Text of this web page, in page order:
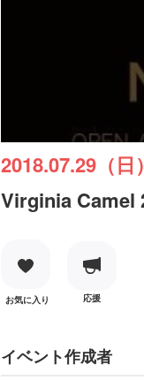
2018.07.29（日）
Virginia Camel
お気に入り 応援
イベント作成者